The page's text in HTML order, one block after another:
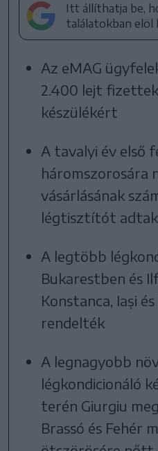
Itt állíthatja be,
találatokban elöl
Az eMAG
2.400 lejt
készülékért
A tavalyi év első
vásárlásának
légtisztítót
A legtöbb
Bukarestben és
Konstanca, Iași
rendelték
A legnagyobb
légkondicionáló
terén Giurgiu
Brassó és Fehér